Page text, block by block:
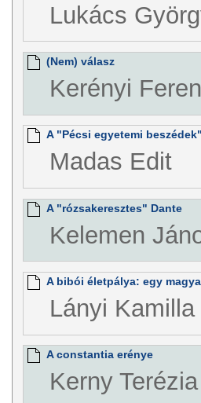
Lukács
(Nem) válasz
Kerényi
A "Pécsi egyetemi beszédek"
Madas Edit
A "rózsakeresztes" Dante
Kelemen
A bibói életpálya: egy
Lányi Kamilla
A constantia erénye
Kerny Terézia